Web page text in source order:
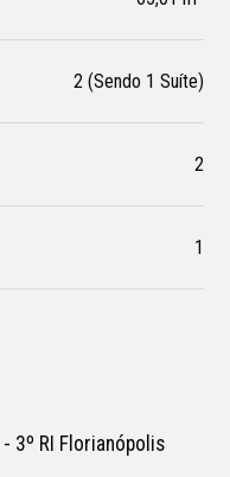
2 (Sendo 1 Suíte)
2
1
3º RI Florianópolis